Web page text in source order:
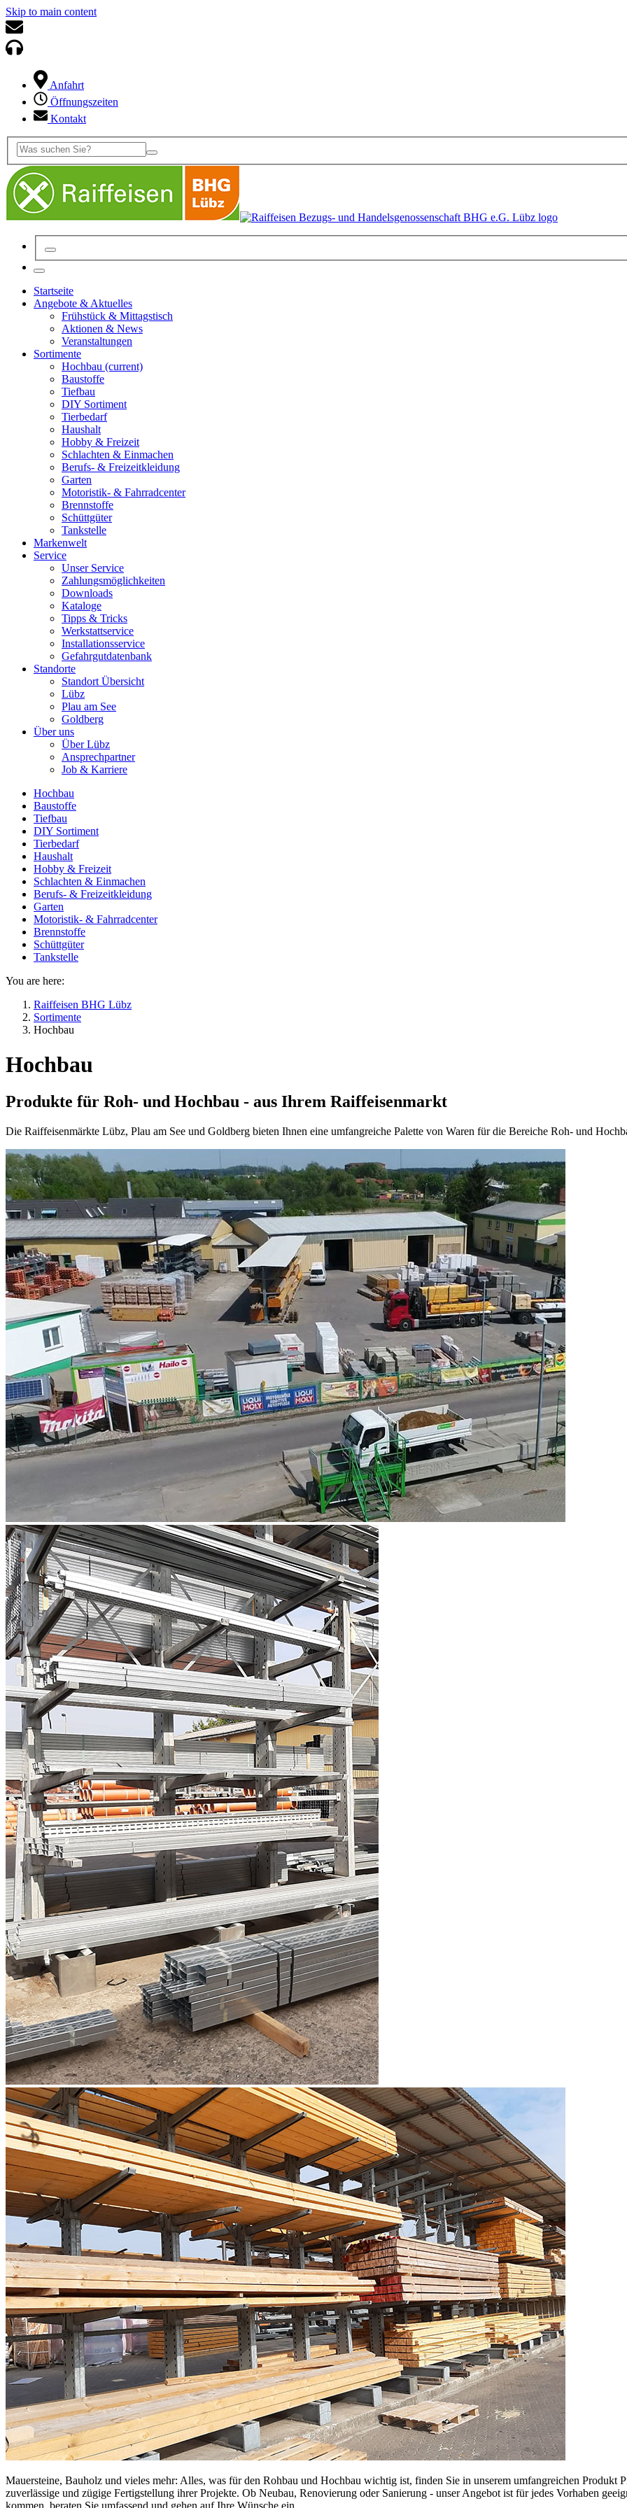
Skip to main content
Anfahrt
Öffnungszeiten
Kontakt
Startseite
Angebote & Aktuelles
Frühstück & Mittagstisch
Aktionen & News
Veranstaltungen
Sortimente
Hochbau (current)
Baustoffe
Tiefbau
DIY Sortiment
Tierbedarf
Haushalt
Hobby & Freizeit
Schlachten & Einmachen
Berufs- & Freizeitkleidung
Garten
Motoristik- & Fahrradcenter
Brennstoffe
Schüttgüter
Tankstelle
Markenwelt
Service
Unser Service
Zahlungsmöglichkeiten
Downloads
Kataloge
Tipps & Tricks
Werkstattservice
Installationsservice
Gefahrgutdatenbank
Standorte
Standort Übersicht
Lübz
Plau am See
Goldberg
Über uns
Über Lübz
Ansprechpartner
Job & Karriere
Hochbau
Baustoffe
Tiefbau
DIY Sortiment
Tierbedarf
Haushalt
Hobby & Freizeit
Schlachten & Einmachen
Berufs- & Freizeitkleidung
Garten
Motoristik- & Fahrradcenter
Brennstoffe
Schüttgüter
Tankstelle
You are here:
Raiffeisen BHG Lübz
Sortimente
Hochbau
Hochbau
Produkte für Roh- und Hochbau - aus Ihrem Raiffeisenmarkt
Die Raiffeisenmärkte Lübz, Plau am See und Goldberg bieten Ihnen eine umfangreiche Palette von Waren für die Bereiche Roh- und
Mauersteine, Bauholz und vieles mehr: Alles, was für den Rohbau und Hochbau wichtig ist, finden Sie in unserem umfangreichen Produkt
zuverlässige und zügige Fertigstellung ihrer Projekte. Ob Neubau, Renovierung oder Sanierung - unser Angebot ist für jedes Vorhaben
kommen, beraten Sie umfassend und gehen auf Ihre Wünsche ein.